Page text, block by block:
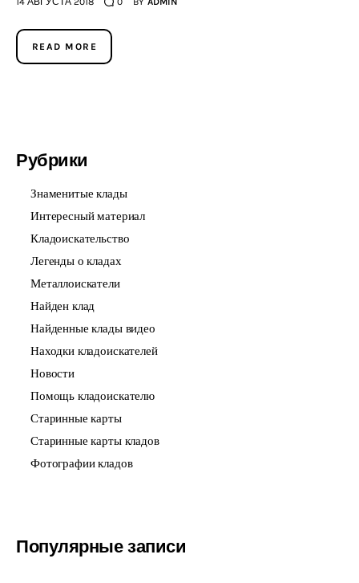
READ MORE
Рубрики
Знаменитые клады
Интересный материал
Кладоискательство
Легенды о кладах
Металлоискатели
Найден клад
Найденные клады видео
Находки кладоискателей
Новости
Помощь кладоискателю
Старинные карты
Старинные карты кладов
Фотографии кладов
Популярные записи